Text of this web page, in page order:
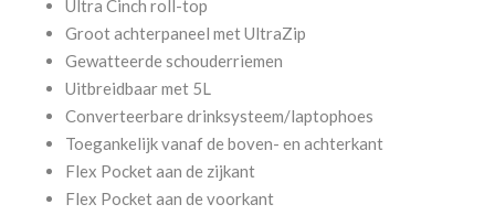
Ultra Cinch roll-top
Groot achterpaneel met UltraZip
Gewatteerde schouderriemen
Uitbreidbaar met 5L
Converteerbare drinksysteem/laptophoes
Toegankelijk vanaf de boven- en achterkant
Flex Pocket aan de zijkant
Flex Pocket aan de voorkant